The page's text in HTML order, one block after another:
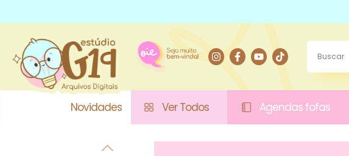
Novidades Ver Todos Agendas fofas